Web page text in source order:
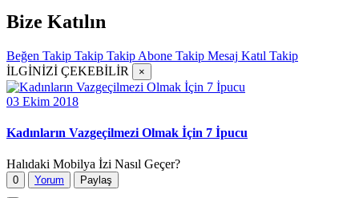
Bize Katılın
Beğen Takip Takip Takip Abone Takip Mesaj Katıl Takip
İLGİNİZİ ÇEKEBİLİR
×
03 Ekim 2018
Kadınların Vazgeçilmezi Olmak İçin 7 İpucu
Halıdaki Mobilya İzi Nasıl Geçer?
0 Yorum Paylaş